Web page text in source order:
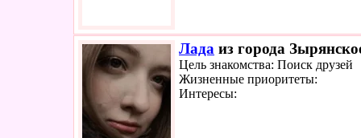
Лада из города
Цель знакомства: Поиск друзей
Жизненные приоритеты:
Интересы: